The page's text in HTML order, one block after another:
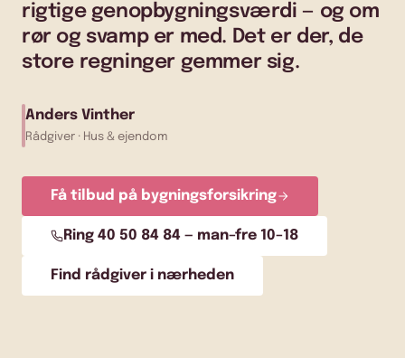
rigtige genopbygningsværdi — og om
rør og svamp er med. Det er der, de
store regninger gemmer sig.
Anders Vinther
Rådgiver · Hus & ejendom
Få tilbud på bygningsforsikring
Ring 40 50 84 84 — man–fre 10–18
Find rådgiver i nærheden